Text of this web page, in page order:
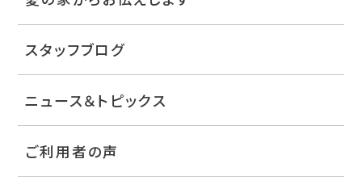
スタッフブログ
ニュース＆トピックス
ご利用者の声